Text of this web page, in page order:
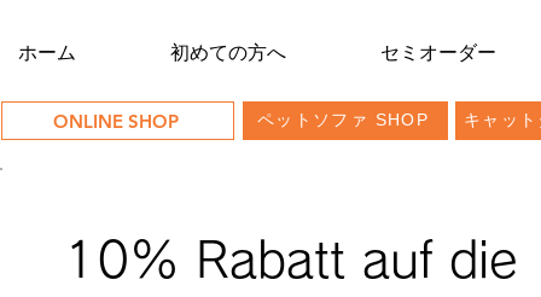
ホーム 初めての方へ セミオーダー
ONLINE SHOP ペットソファ SHOP キャッ
10% Rabatt auf die